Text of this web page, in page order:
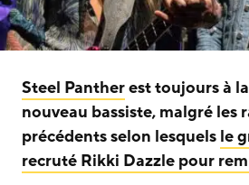
Steel Pantherest toujours à
nouveau bassiste, malgré les
précédents selon lesquels le
recruté Rikki Dazzle pour